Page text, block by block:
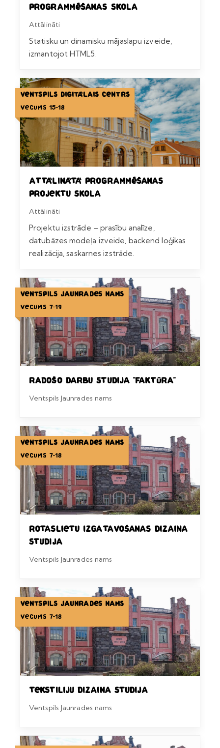
programmēšanas skola
Attālināti
Statisku un dinamisku mājaslapu izveide,
izmantojot HTML5.
Ventspils Digitālais centrs
Vecums 15-18
Attālinātā programmēšanas
projektu skola
Attālināti
Projektu izstrāde – prasību analīze,
datubāzes modeļa izveide, backend loģikas
realizācija, saskarnes izstrāde.
Ventspils Jaunrades nams
Vecums 7-19
Radošo darbu studija “Faktūra”
Ventspils Jaunrades nams
Ventspils Jaunrades nams
Vecums 7-18
Rotaslietu izgatavošanas dizaina
studija
Ventspils Jaunrades nams
Ventspils Jaunrades nams
Vecums 7-18
Tekstiliju dizaina studija
Ventspils Jaunrades nams